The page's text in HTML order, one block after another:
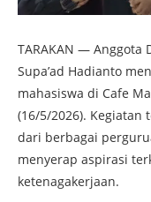
TARAKAN — Anggota
Supa’ad Hadianto
mahasiswa di Cafe
(16/5/2026).
dari berbagai
menyerap aspirasi
ketenagakerjaan.